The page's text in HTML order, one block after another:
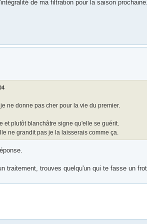
de ma filtration pour la saison
ne donne pas cher pour la vie du premier.
et plutôt blanchâtre signe qu'elle se guérit.
ne grandit pas je la laisserais comme ça.
traitement, trouves quelqu'un qui te fasse un